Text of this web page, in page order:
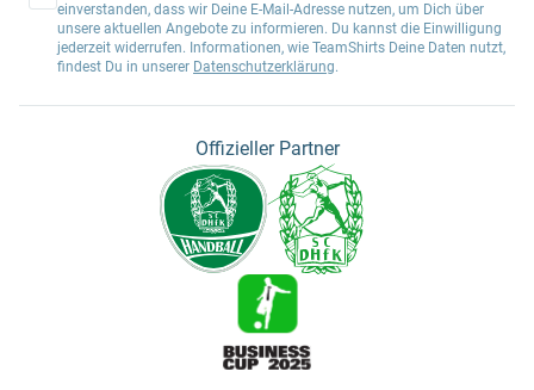
einverstanden, dass wir Deine E-Mail-Adresse nutzen, um Dich über
unsere aktuellen Angebote zu informieren. Du kannst die Einwilligung
jederzeit widerrufen. Informationen, wie TeamShirts Deine Daten nutzt,
findest Du in unserer Datenschutzerklärung.
Offizieller Partner